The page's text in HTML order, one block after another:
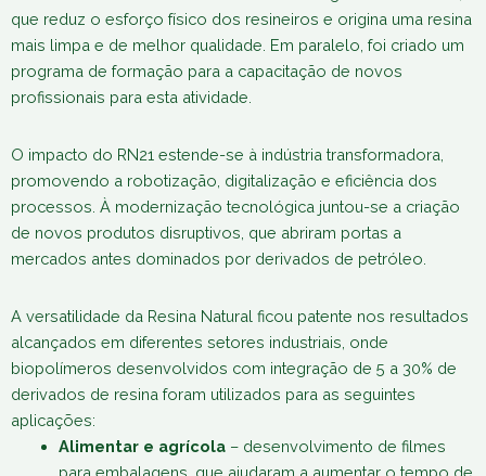
que reduz o esforço físico dos resineiros e origina uma resina
mais limpa e de melhor qualidade. Em paralelo, foi criado um
programa de formação para a capacitação de novos
profissionais para esta atividade.
O impacto do RN21 estende-se à indústria transformadora,
promovendo a robotização, digitalização e eficiência dos
processos. À modernização tecnológica juntou-se a criação
de novos produtos disruptivos, que abriram portas a
mercados antes dominados por derivados de petróleo.
A versatilidade da Resina Natural ficou patente nos resultados
alcançados em diferentes setores industriais, onde
biopolímeros desenvolvidos com integração de 5 a 30% de
derivados de resina foram utilizados para as seguintes
aplicações:
Alimentar e agrícola– desenvolvimento de filmes
para embalagens, que ajudaram a aumentar o tempo de